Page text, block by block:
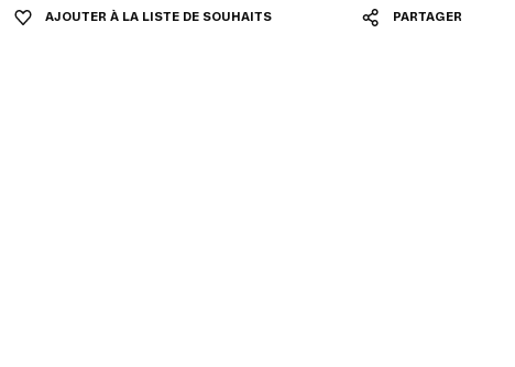
AJOUTER À LA LISTE DE SOUHAITS PARTAGER